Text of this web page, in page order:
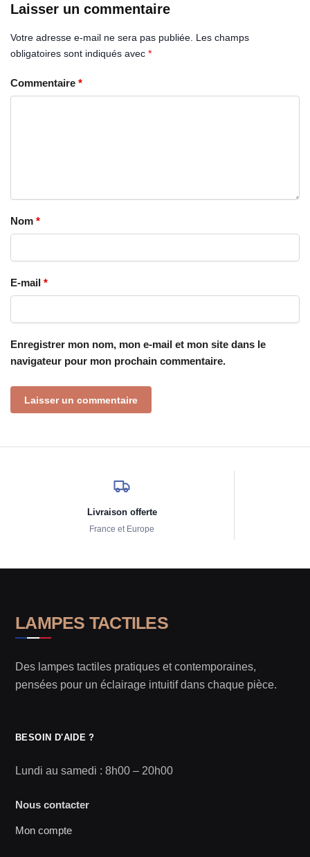
Laisser un commentaire
Votre adresse e-mail ne sera pas publiée. Les champs
obligatoires sont indiqués avec *
Commentaire *
Nom *
E-mail *
Enregistrer mon nom, mon e-mail et mon site dans le
navigateur pour mon prochain commentaire.
Livraison offerte
France et Europe
LAMPES TACTILES
Des lampes tactiles pratiques et contemporaines,
pensées pour un éclairage intuitif dans chaque pièce.
BESOIN D'AIDE ?
Lundi au samedi : 8h00 – 20h00
Nous contacter
Mon compte